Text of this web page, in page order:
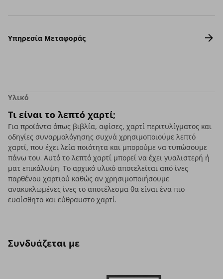
Υπηρεσία Μεταφοράς
Υλικό
Τι είναι το λεπτό χαρτί;
Για προϊόντα όπως βιβλία, αφίσες, χαρτί περιτυλίγματος και
οδηγίες συναρμολόγησης συχνά χρησιμοποιούμε λεπτό
χαρτί, που έχει λεία ποιότητα και μπορούμε να τυπώσουμε
πάνω του. Αυτό το λεπτό χαρτί μπορεί να έχει γυαλιστερή ή
ματ επικάλυψη. Το αρχικό υλικό αποτελείται από ίνες
παρθένου χαρτιού καθώς αν χρησιμοποιήσουμε
ανακυκλωμένες ίνες το αποτέλεσμα θα είναι ένα πιο
ευαίσθητο και εύθραυστο χαρτί.
Συνδυάζεται με